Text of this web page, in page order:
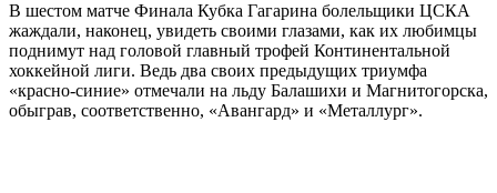
В шестом матче Финала Кубка Гагарина болельщики ЦСКА
жаждали, наконец, увидеть своими глазами, как их любимцы
поднимут над головой главный трофей Континентальной
хоккейной лиги. Ведь два своих предыдущих триумфа
«красно-синие» отмечали на льду Балашихи и Магнитогорска,
обыграв, соответственно, «Авангард» и «Металлург».